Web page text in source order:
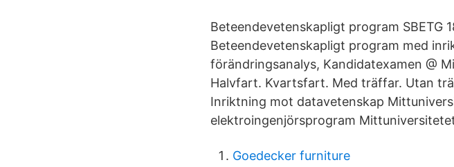
Beteendevetenskapligt program SBETG
Beteendevetenskapligt program med
förändringsanalys, Kandidatexamen @
Halvfart. Kvartsfart. Med träffar. Utan
Inriktning mot datavetenskap
elektroingenjörsprogram
Goedecker furniture